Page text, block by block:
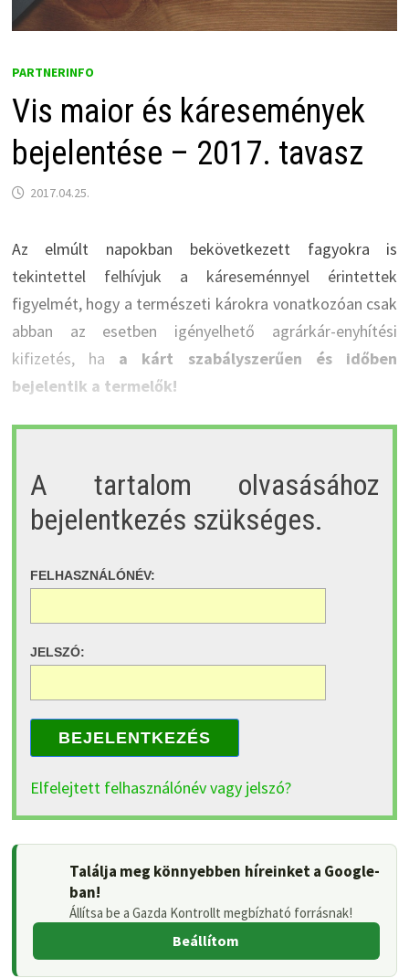
PARTNERINFO
Vis maior és káresemények
bejelentése – 2017. tavasz
2017.04.25.
Az elmúlt napokban bekövetkezett fagyokra is
tekintettel felhívjuk a káreseménnyel érintettek
figyelmét, hogy a természeti károkra vonatkozóan csak
abban az esetben igényelhető agrárkár-enyhítési
kifizetés, ha a kárt szabályszerűen és időben
bejelentik a termelők!
A tartalom olvasásához
bejelentkezés szükséges.
FELHASZNÁLÓNÉV:
JELSZÓ:
BEJELENTKEZÉS
Elfelejtett felhasználónév vagy jelszó?
Találja meg könnyebben híreinket a Google-
ban!
Állítsa be a Gazda Kontrollt megbízható forrásnak!
Beállítom